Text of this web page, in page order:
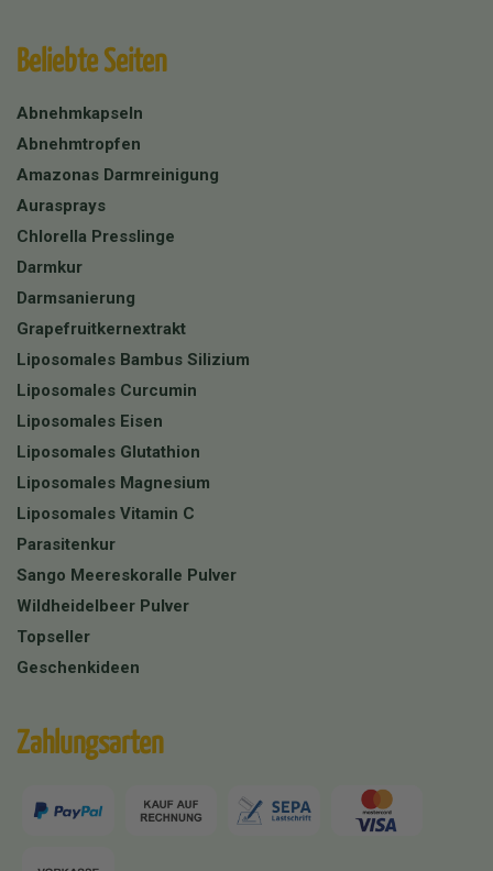
Beliebte Seiten
Abnehmkapseln
Abnehmtropfen
Amazonas Darmreinigung
Aurasprays
Chlorella Presslinge
Darmkur
Darmsanierung
Grapefruitkernextrakt
Liposomales Bambus Silizium
Liposomales Curcumin
Liposomales Eisen
Liposomales Glutathion
Liposomales Magnesium
Liposomales Vitamin C
Parasitenkur
Sango Meereskoralle Pulver
Wildheidelbeer Pulver
Topseller
Geschenkideen
Zahlungsarten